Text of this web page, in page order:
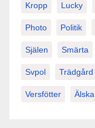
Kropp Lucky
Photo Politik
Själen Smärta
Svpol Trädgård
Versfötter Älska